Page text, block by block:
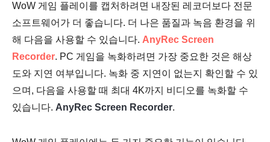
WoW 게임 플레이를 캡처하려면 내장된 레코더보다 전문
소프트웨어가 더 좋습니다. 더 나은 품질과 녹음 환경을 위
해 다음을 사용할 수 있습니다. AnyRec Screen
Recorder. PC 게임을 녹화하려면 가장 중요한 것은 해상
도와 지연 여부입니다. 녹화 중 지연이 없는지 확인할 수 있
으며, 다음을 사용할 때 최대 4K까지 비디오를 녹화할 수
있습니다. AnyRec Screen Recorder.